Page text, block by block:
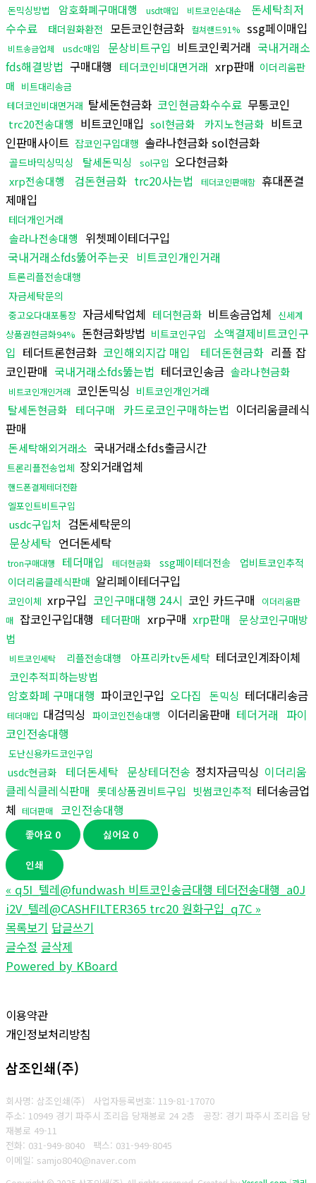
돈믹싱방법 암호화폐구매대행 usdt매입 비트코인손대손
돈세탁최저
수수료
태더원화환전 모든코인현금화 컬쳐랜드91% ssg페이매입
비트송금업체 usdc매입 문상비트구입 비트코인퀵거래 국내거래소
fds해결방법 구매대행 테더코인비대면거래 xrp판매 이더리움판
매 비트대리송금
테더코인비대면거래 탈세돈현금화 코인현금화수수료 무통코인
trc20전송대행 비트코인매입 sol현금화 카지노현금화 비트코
인판매사이트 잡코인구입대행 솔라나현금화 sol현금화
골드바믹싱믹싱 탈세돈믹싱 sol구입 오다현금화
xrp전송대행 검돈현금화 trc20사는법 테더코인판매함 휴대폰결
제매입
테더개인거래
솔라나전송대행
위쳇페이테더구입
국내거래소fds뚫어주는곳 비트코인개인거래
트론리플전송대행
자금세탁문의
중고오다대포통장 자금세탁업체 테더현금화 비트송금업체 신세계
상품권현금화94% 돈현금화방법 비트코인구입
소액결제비트코인구
입 테더트론현금화 코인해외지갑 매입 테더돈현금화 리플 잡
코인판매 국내거래소fds뚫는법 테더코인송금 솔라나현금화
비트코인개인거래 코인돈믹싱 비트코인개인거래
탈세돈현금화 테더구매 카드로코인구매하는법 이더리움클레식
판매
돈세탁해외거래소 국내거래소fds출금시간
트론리플전송업체 장외거래업체
핸드폰결제테더전환
엘포인트비트구입
usdc구입처 검돈세탁문의
문상세탁 언더돈세탁
tron구매대행 테더매입 테더현금화 ssg페이테더전송
업비트코인추적
이더리움클레식판매 알리페이테더구입
코인이체 xrp구입 코인구매대행 24시 코인 카드구매
이더리움판
매 잡코인구입대행 테더판매 xrp구매 xrp판매
문상코인구매방
법
비트코인세탁 리플전송대행 아프리카tv돈세탁 테더코인계좌이체
코인추적피하는방법
암호화폐 구매대행 파이코인구입 오다집 돈믹싱 테더대리송금
테더매입 대검믹싱 파이코인전송대행 이더리움판매 테더거래 파이
코인전송대행
도난신용카드코인구입
usdc현금화 테더돈세탁 문상테더전송 정치자금믹싱 이더리움
클레식클레식판매 롯데상품권비트구입 빗썸코인추적 테더송금업
체 테더판매 코인전송대행
좋아요 0 싫어요 0
인쇄
« q5I_텔레@fundwash 비트코인송금대행 테더전송대행_a0J
i2V_텔레@CASHFILTER365 trc20 원화구입_q7C »
목록보기 답글쓰기
글수정 글삭제
Powered by KBoard
이용약관
개인정보처리방침
삼조인쇄(주)
회사명: 삼조인쇄(주) 사업자등록번호: 119-81-17070
주소: 10949 경기 파주시 조리읍 당재봉로 24 2층 공장: 경기 파주시 조리읍 당
재봉로 49-11
전화: 031-949-8040
팩스: 031-949-8045
이메일: samjo8040@naver.com